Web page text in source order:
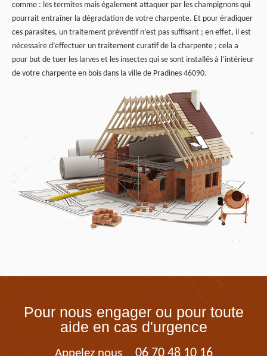
comme : les termites mais également attaquer par les champignons qui
pourrait entraîner la dégradation de votre charpente. Et pour éradiquer
ces parasites, un traitement préventif n’est pas suffisant ; en effet, il est
nécessaire d’effectuer un traitement curatif de la charpente ; cela a
pour but de tuer les larves et les insectes qui se sont installés à l’intérieur
de votre charpente en bois dans la ville de Pradines 46090.
Pour nous engager ou pour toute
aide en cas d'urgence
Appelez nous 06 70 48 10 16